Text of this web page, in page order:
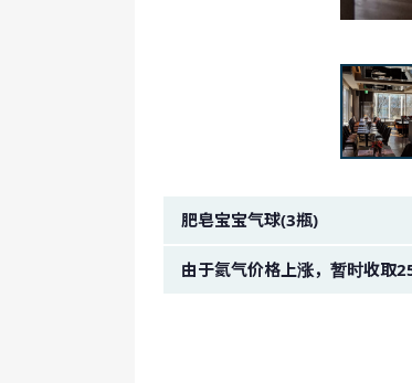
金额图像。
肥皂宝宝气球(3瓶)
由于氦气价格上涨，暂时收取